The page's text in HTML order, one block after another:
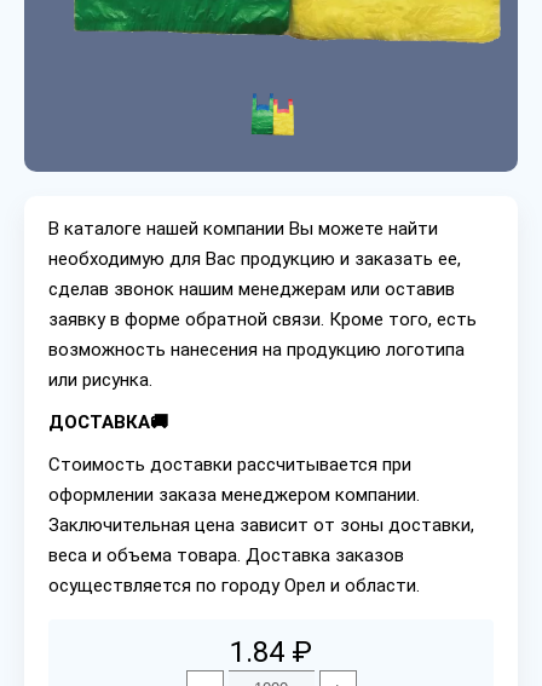
В каталоге нашей компании Вы можете найти
необходимую для Вас продукцию и заказать ее,
сделав звонок нашим менеджерам или оставив
заявку в форме обратной связи. Кроме того, есть
возможность нанесения на продукцию логотипа
или рисунка.
ДОСТАВКА🚚
Стоимость доставки рассчитывается при
оформлении заказа менеджером компании.
Заключительная цена зависит от зоны доставки,
веса и объема товара. Доставка заказов
осуществляется по городу Орел и области.
1.84 ₽